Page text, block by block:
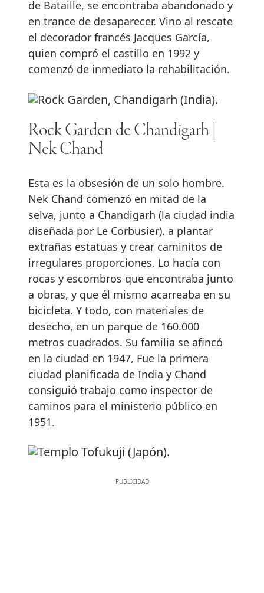
de Bataille, se encontraba abandonado y
en trance de desaparecer. Vino al rescate
el decorador francés Jacques García,
quien compró el castillo en 1992 y
comenzó de inmediato la rehabilitación.
Rock Garden de Chandigarh |
Nek Chand
Esta es la obsesión de un solo hombre.
Nek Chand comenzó en mitad de la
selva, junto a Chandigarh (la ciudad india
diseñada por Le Corbusier), a plantar
extrañas estatuas y crear caminitos de
irregulares proporciones. Lo hacía con
rocas y escombros que encontraba junto
a obras, y que él mismo acarreaba en su
bicicleta. Y todo, con materiales de
desecho, en un parque de 160.000
metros cuadrados. Su familia se afincó
en la ciudad en 1947, Fue la primera
ciudad planificada de India y Chand
consiguió trabajo como inspector de
caminos para el ministerio público en
1951.